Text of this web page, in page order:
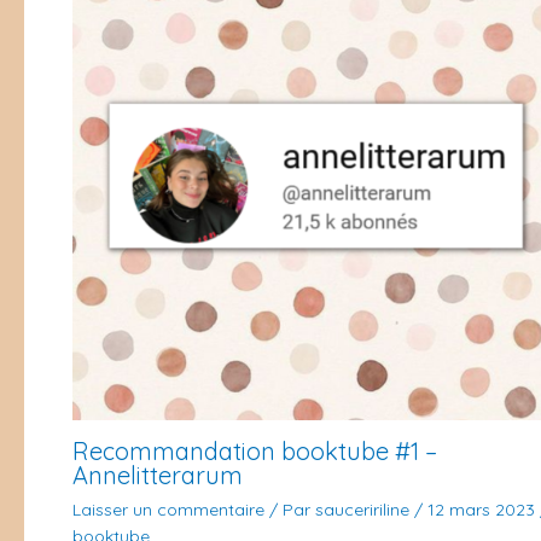
Recommandation booktube #1 –
Annelitterarum
Laisser un commentaire / Par sauceririline / 12 mars 2023
booktube